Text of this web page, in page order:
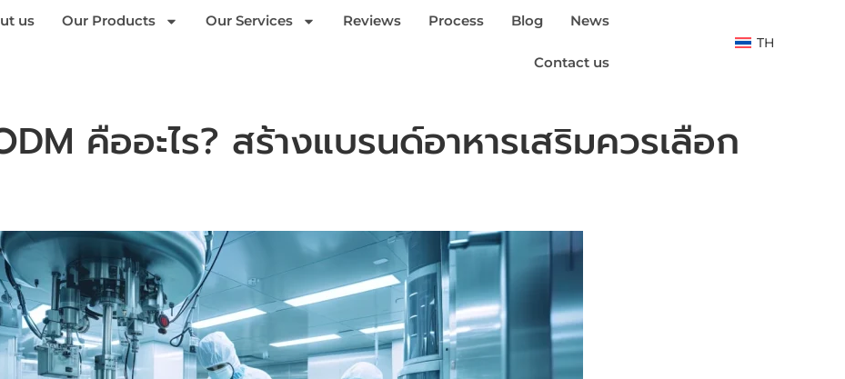
us Our Products Our Services Reviews Process Blog News
Contact us
TH
คืออะไร? สร้างแบรนด์อาหารเสริมควรเลือก